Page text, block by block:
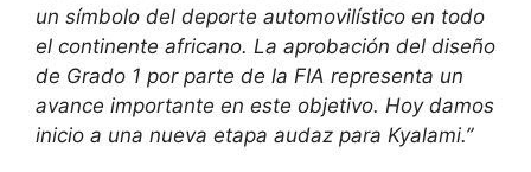
un símbolo del deporte automovilístico en todo
el continente africano. La aprobación del diseño
de Grado 1 por parte de la FIA representa un
avance importante en este objetivo. Hoy damos
inicio a una nueva etapa audaz para Kyalami.”